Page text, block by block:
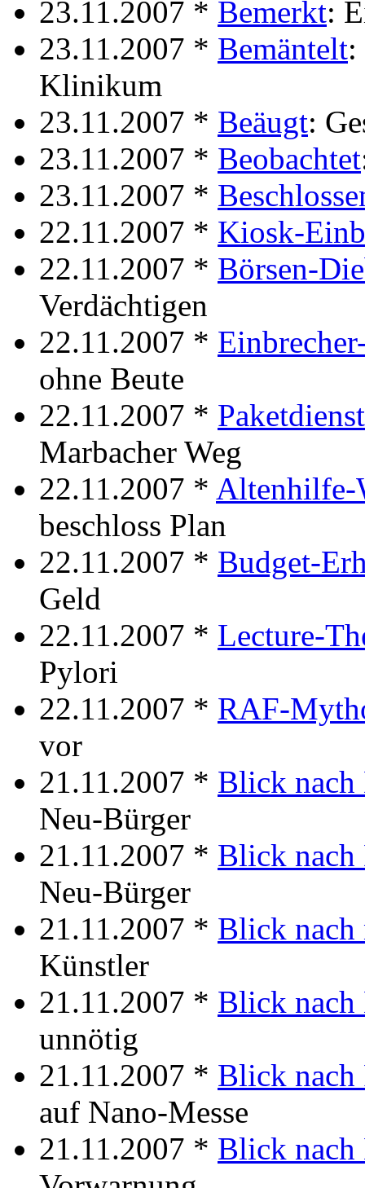
23.11.2007 * Bemerkt:
23.11.2007 * Bemäntelt:
Klinikum
23.11.2007 * Beäugt:
23.11.2007 * Beobachtet
23.11.2007 *
22.11.2007 * Kiosk-
22.11.2007 * Börsen-
Verdächtigen
22.11.2007 *
ohne Beute
22.11.2007 *
Marbacher Weg
22.11.2007 * Altenhilfe-
beschloss Plan
22.11.2007 * Budget-
Geld
22.11.2007 * Lecture-
Pylori
22.11.2007 * RAF-
vor
21.11.2007 * Blick nach
Neu-Bürger
21.11.2007 * Blick nach
Neu-Bürger
21.11.2007 * Blick nach
Künstler
21.11.2007 * Blick
unnötig
21.11.2007 * Blick
auf Nano-Messe
21.11.2007 * Blick nach